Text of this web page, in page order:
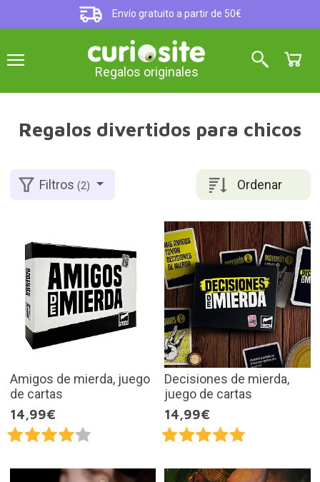
Envío gratuito a partir de 50€
Regalos originales
Regalos divertidos para chicos
Ordenar
Filtros(2)
Amigos de mierda, juego
de cartas
14,99€
Decisiones de mierda,
juego de cartas
14,99€